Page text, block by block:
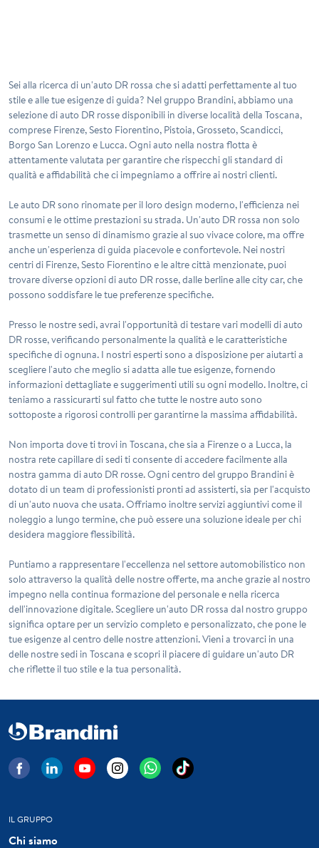
Sei alla ricerca di un'auto DR rossa che si adatti perfettamente al tuo
stile e alle tue esigenze di guida? Nel gruppo Brandini, abbiamo una
selezione di auto DR rosse disponibili in diverse località della Toscana,
comprese Firenze, Sesto Fiorentino, Pistoia, Grosseto, Scandicci,
Borgo San Lorenzo e Lucca. Ogni auto nella nostra flotta è
attentamente valutata per garantire che rispecchi gli standard di
qualità e affidabilità che ci impegniamo a offrire ai nostri clienti.
Le auto DR sono rinomate per il loro design moderno, l'efficienza nei
consumi e le ottime prestazioni su strada. Un'auto DR rossa non solo
trasmette un senso di dinamismo grazie al suo vivace colore, ma offre
anche un'esperienza di guida piacevole e confortevole. Nei nostri
centri di Firenze, Sesto Fiorentino e le altre città menzionate, puoi
trovare diverse opzioni di auto DR rosse, dalle berline alle city car, che
possono soddisfare le tue preferenze specifiche.
Presso le nostre sedi, avrai l'opportunità di testare vari modelli di auto
DR rosse, verificando personalmente la qualità e le caratteristiche
specifiche di ognuna. I nostri esperti sono a disposizione per aiutarti a
scegliere l'auto che meglio si adatta alle tue esigenze, fornendo
informazioni dettagliate e suggerimenti utili su ogni modello. Inoltre, ci
teniamo a rassicurarti sul fatto che tutte le nostre auto sono
sottoposte a rigorosi controlli per garantirne la massima affidabilità.
Non importa dove ti trovi in Toscana, che sia a Firenze o a Lucca, la
nostra rete capillare di sedi ti consente di accedere facilmente alla
nostra gamma di auto DR rosse. Ogni centro del gruppo Brandini è
dotato di un team di professionisti pronti ad assisterti, sia per l'acquisto
di un'auto nuova che usata. Offriamo inoltre servizi aggiuntivi come il
noleggio a lungo termine, che può essere una soluzione ideale per chi
desidera maggiore flessibilità.
Puntiamo a rappresentare l'eccellenza nel settore automobilistico non
solo attraverso la qualità delle nostre offerte, ma anche grazie al nostro
impegno nella continua formazione del personale e nella ricerca
dell'innovazione digitale. Scegliere un'auto DR rossa dal nostro gruppo
significa optare per un servizio completo e personalizzato, che pone le
tue esigenze al centro delle nostre attenzioni. Vieni a trovarci in una
delle nostre sedi in Toscana e scopri il piacere di guidare un'auto DR
che riflette il tuo stile e la tua personalità.
IL GRUPPO
Chi siamo